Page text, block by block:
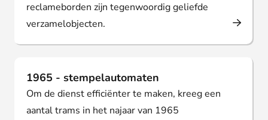
reclameborden zijn tegenwoordig geliefde
verzamelobjecten.
1965 - stempelautomaten
Om de dienst efficiënter te maken, kreeg een
aantal trams in het najaar van 1965